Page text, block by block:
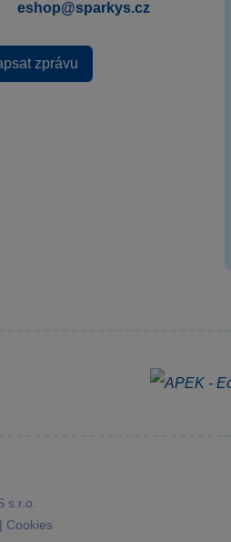
eshop@sparkys.cz
zprávu
s.r.o.
Cookies